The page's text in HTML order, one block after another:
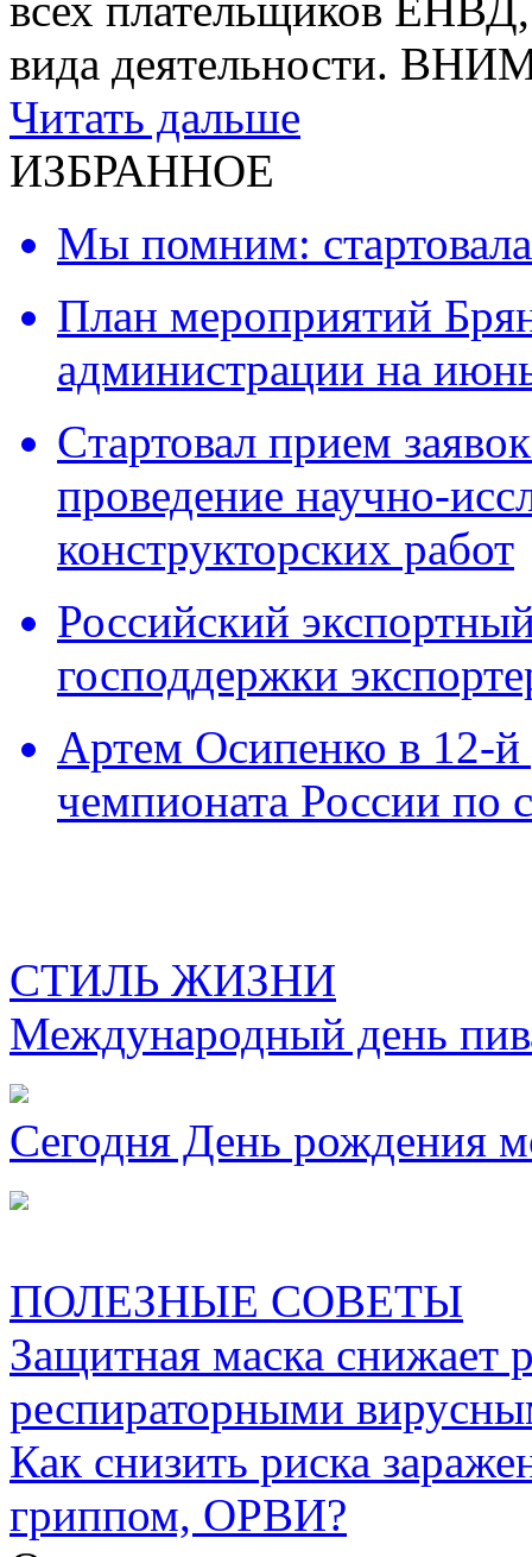
всех плательщиков
вида деятельности.
Читать дальше
ИЗБРАННОЕ
Мы помним:
План мероприятий
администрации на
Cтартовал прием
проведение научно-
конструкторских работ
Российский
господдержки
Артем Осипенко в 12-й
чемпионата России по
СТИЛЬ ЖИЗНИ
Международный день
Сегодня День рождения
ПОЛЕЗНЫЕ СОВЕТЫ
Защитная маска снижает
респираторными
Как снизить риска
гриппом, ОРВИ?